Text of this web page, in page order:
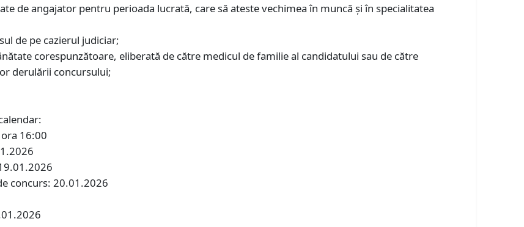
de angajator pentru perioada lucrată, care să ateste vechimea în muncă și în specialitatea
de pe cazierul judiciar;
corespunzătoare, eliberată de către medicul de familie al candidatului sau de către
derulării concursului;
16:00
concurs: 20.01.2026